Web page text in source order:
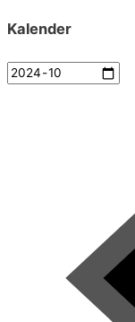
Kalender